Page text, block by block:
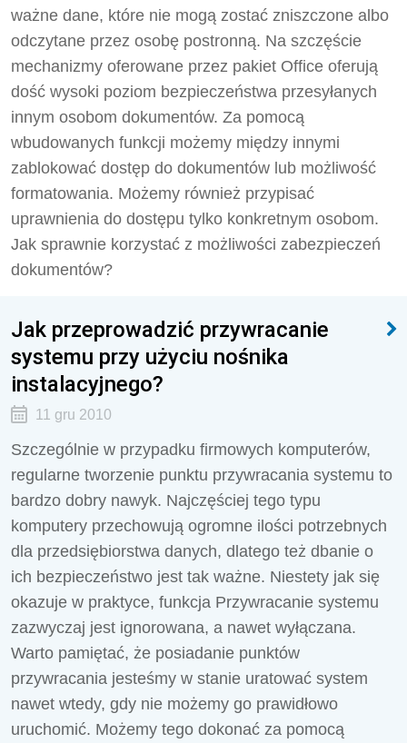
ważne dane, które nie mogą zostać zniszczone albo
odczytane przez osobę postronną. Na szczęście
mechanizmy oferowane przez pakiet Office oferują
dość wysoki poziom bezpieczeństwa przesyłanych
innym osobom dokumentów. Za pomocą
wbudowanych funkcji możemy między innymi
zablokować dostęp do dokumentów lub możliwość
formatowania. Możemy również przypisać
uprawnienia do dostępu tylko konkretnym osobom.
Jak sprawnie korzystać z możliwości zabezpieczeń
dokumentów?
Jak przeprowadzić przywracanie
systemu przy użyciu nośnika
instalacyjnego?
11 gru 2010
Szczególnie w przypadku firmowych komputerów,
regularne tworzenie punktu przywracania systemu to
bardzo dobry nawyk. Najczęściej tego typu
komputery przechowują ogromne ilości potrzebnych
dla przedsiębiorstwa danych, dlatego też dbanie o
ich bezpieczeństwo jest tak ważne. Niestety jak się
okazuje w praktyce, funkcja Przywracanie systemu
zazwyczaj jest ignorowana, a nawet wyłączana.
Warto pamiętać, że posiadanie punktów
przywracania jesteśmy w stanie uratować system
nawet wtedy, gdy nie możemy go prawidłowo
uruchomić. Możemy tego dokonać za pomocą